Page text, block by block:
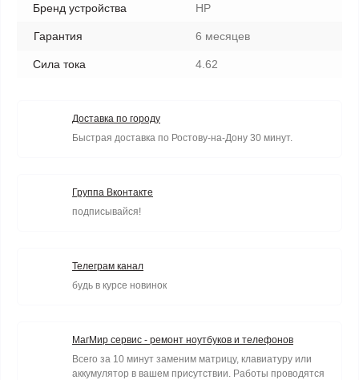
Бренд устройства HP
Гарантия 6 месяцев
Сила тока 4.62
Доставка по городу
Быстрая доставка по Ростову-на-Дону 30 минут.
Группа Вконтакте
подписывайся!
Телеграм канал
будь в курсе новинок
МагМир сервис - ремонт ноутбуков и телефонов
Всего за 10 минут заменим матрицу, клавиатуру или
аккумулятор в вашем присутствии. Работы проводятся